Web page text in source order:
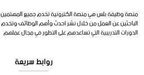
منصة وظيفة بلس هي منصة الكترونية تخدم جميع
الباحثين عن العمل من خلال نشر احدث وأهم الوظائف
الدورات التدريبية التي تساعدهم على التطور في مجال عملهم
روابط سريعة